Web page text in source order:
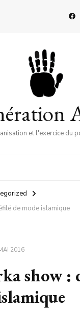
et l'exercice du
de mode islamique
2016
show :